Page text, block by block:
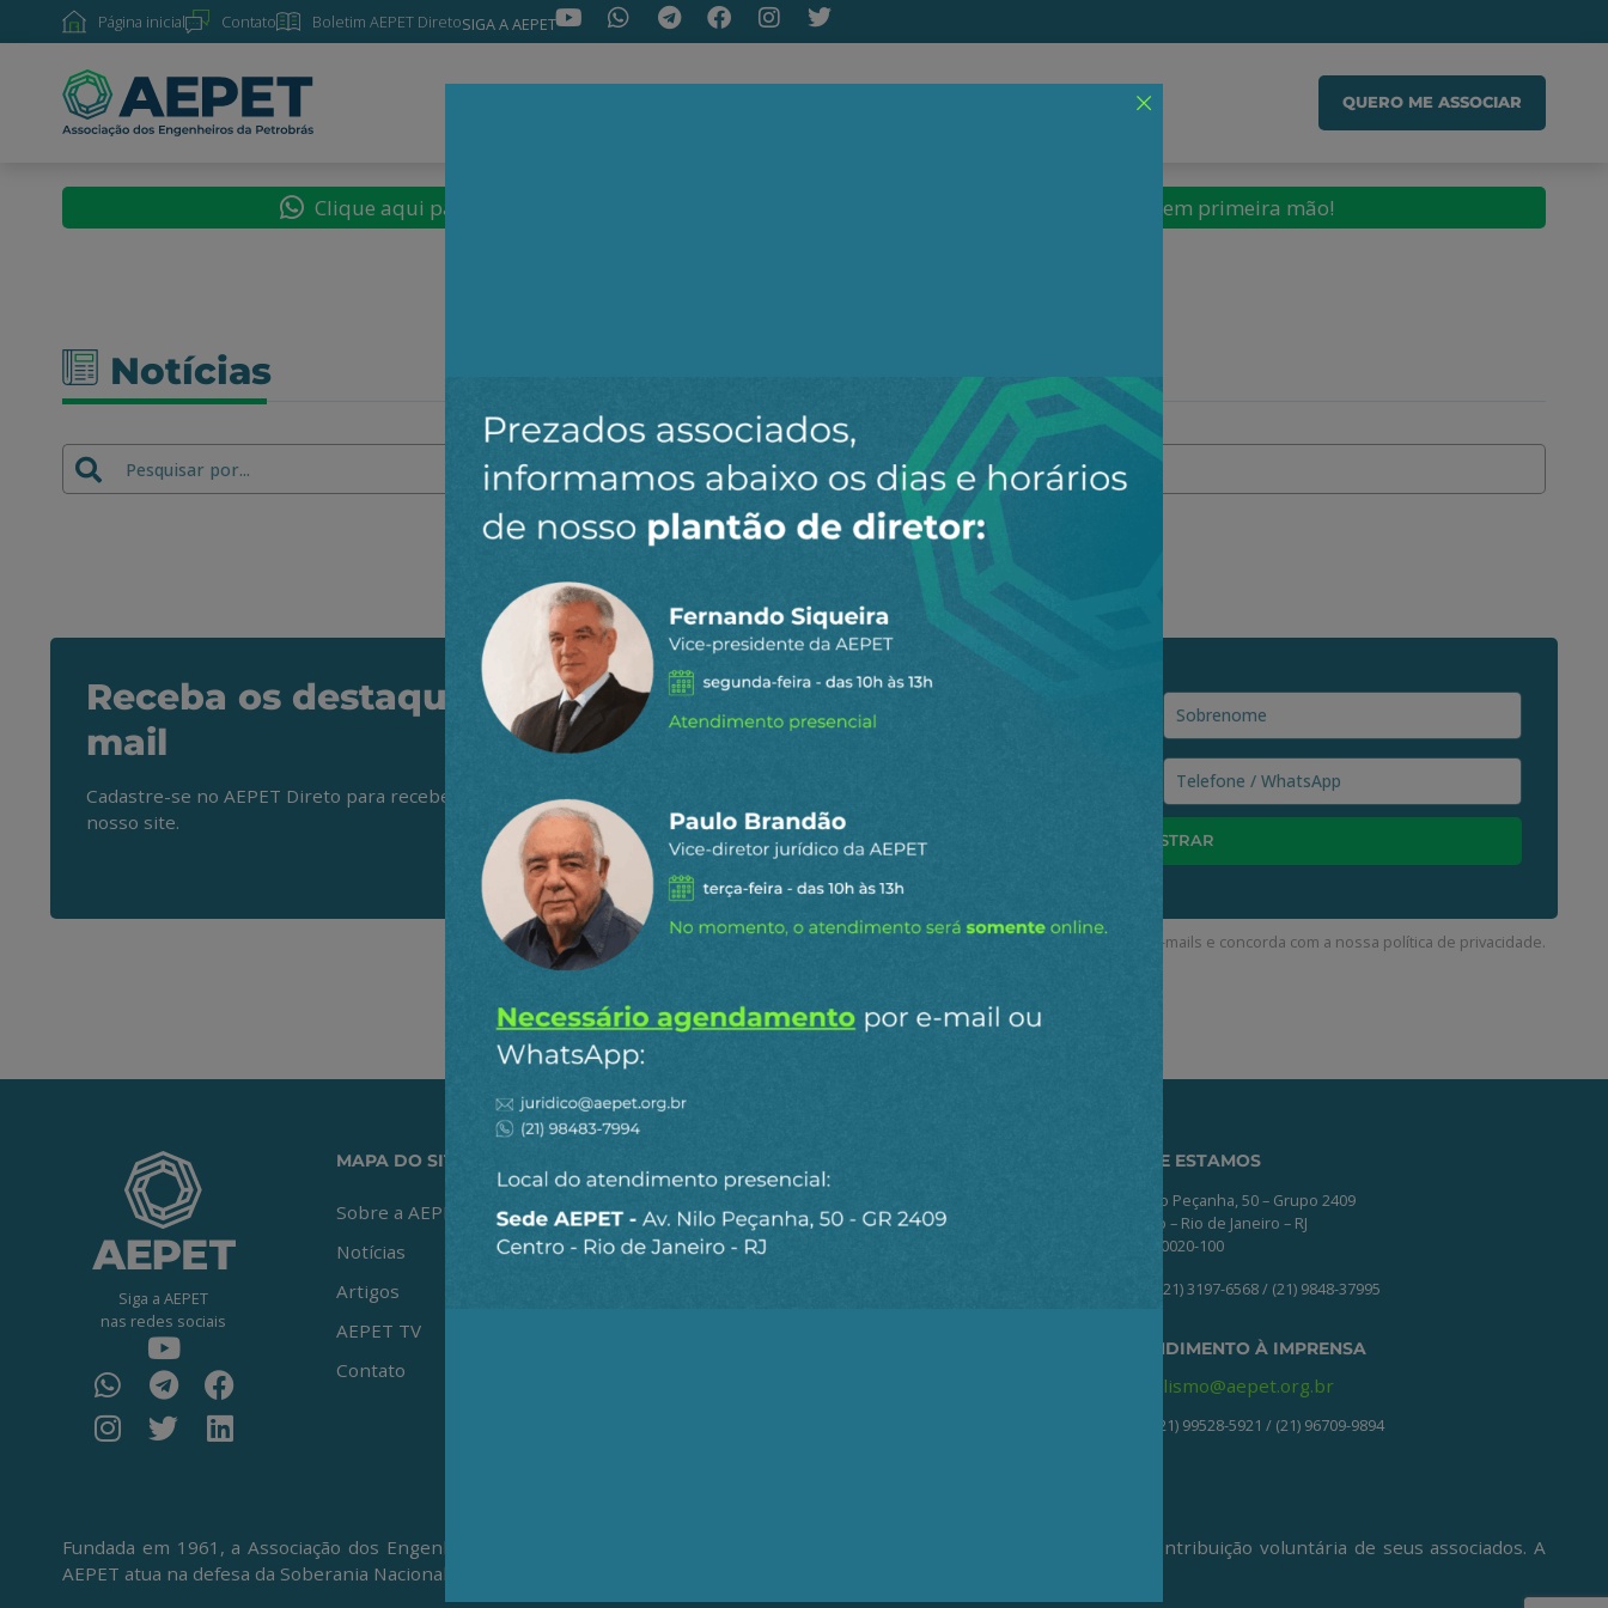
Página inicial Contato Boletim AEPET DiretoSIGA A AEPET
QUERO ME ASSOCIAR
Clique aqui para seguir o novo canal da AEPET no WhatsApp e receber nossos conteúdos em primeira mão!
Notícias
Nenhuma notícia encontrada.
Receba os destaques do dia por e-
mail
Cadastre-se no AEPET Direto para receber os principais conteúdos publicados em
nosso site.
Ao clicar em “Cadastrar” você aceita receber nossos e-mails e concorda com a nossa política de privacidade.
Siga a AEPET
nas redes sociais
MAPA DO SITE
Sobre a AEPET
Notícias
Artigos
AEPET TV
Contato
Clique no botão abaixo para enviar as
ONDE ESTAMOS
Av. Nilo Peçanha, 50 – Grupo 2409
Centro – Rio de Janeiro – RJ
CEP: 20020-100
(21) 3197-6568 / (21) 9848-37995
ATENDIMENTO À IMPRENSA
jornalismo@aepet.org.br
(21) 99528-5921 / (21) 96709-9894
Fundada em 1961, a Associação dos Engenheiros da Petrobrás (AEPET) é uma sociedade sem fins lucrativos, que vive da contribuição voluntária de seus associados. A
AEPET atua na defesa da Soberania Nacional, da Petrobrás e de seu Corpo Técnico.